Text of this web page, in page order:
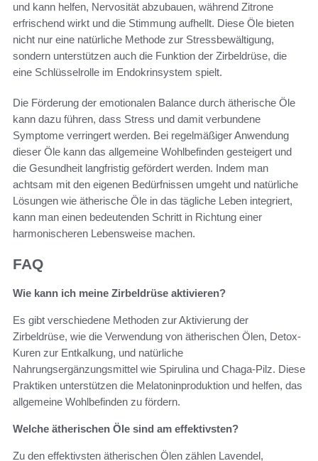
und kann helfen, Nervosität abzubauen, während Zitrone
erfrischend wirkt und die Stimmung aufhellt. Diese Öle bieten
nicht nur eine natürliche Methode zur Stressbewältigung,
sondern unterstützen auch die Funktion der Zirbeldrüse, die
eine Schlüsselrolle im Endokrinsystem spielt.
Die Förderung der emotionalen Balance durch ätherische Öle
kann dazu führen, dass Stress und damit verbundene
Symptome verringert werden. Bei regelmäßiger Anwendung
dieser Öle kann das allgemeine Wohlbefinden gesteigert und
die Gesundheit langfristig gefördert werden. Indem man
achtsam mit den eigenen Bedürfnissen umgeht und natürliche
Lösungen wie ätherische Öle in das tägliche Leben integriert,
kann man einen bedeutenden Schritt in Richtung einer
harmonischeren Lebensweise machen.
FAQ
Wie kann ich meine Zirbeldrüse aktivieren?
Es gibt verschiedene Methoden zur Aktivierung der
Zirbeldrüse, wie die Verwendung von ätherischen Ölen, Detox-
Kuren zur Entkalkung, und natürliche
Nahrungsergänzungsmittel wie Spirulina und Chaga-Pilz. Diese
Praktiken unterstützen die Melatoninproduktion und helfen, das
allgemeine Wohlbefinden zu fördern.
Welche ätherischen Öle sind am effektivsten?
Zu den effektivsten ätherischen Ölen zählen Lavendel,